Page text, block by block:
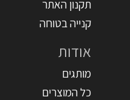
תקנון האתר
קנייה בטוחה
אודות
מותגים
כל המוצרים